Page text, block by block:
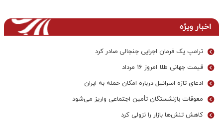
اخبار ویژه
ترامپ یک فرمان اجرایی جنجالی صادر کرد
قیمت جهانی طلا امروز ۱۶ مرداد
ادعای تازه اسرائیل درباره امکان حمله به ایران
معوقات بازنشستگان تأمین اجتماعی واریز می‌شود
کاهش تنش‌ها بازار را نزولی کرد